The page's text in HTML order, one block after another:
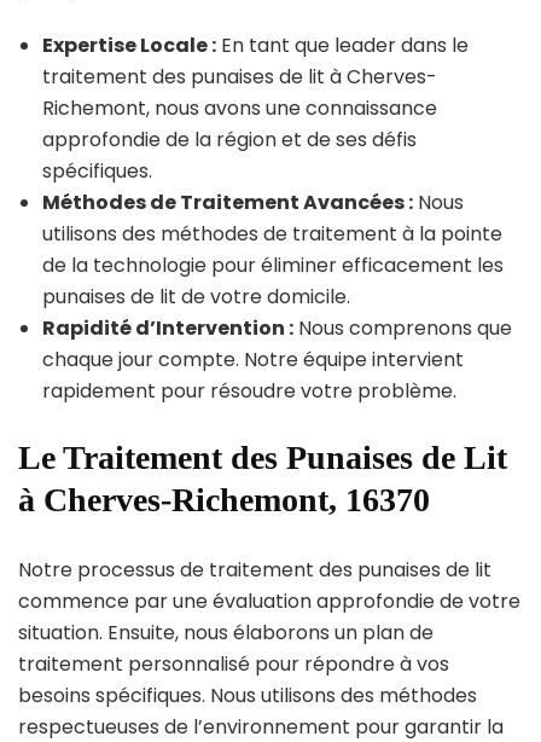
Expertise Locale : En tant que leader dans le
traitement des punaises de lit à Cherves-
Richemont, nous avons une connaissance
approfondie de la région et de ses défis
spécifiques.
Méthodes de Traitement Avancées : Nous
utilisons des méthodes de traitement à la pointe
de la technologie pour éliminer efficacement les
punaises de lit de votre domicile.
Rapidité d’Intervention : Nous comprenons que
chaque jour compte. Notre équipe intervient
rapidement pour résoudre votre problème.
Le Traitement des Punaises de Lit
à Cherves-Richemont, 16370
Notre processus de traitement des punaises de lit
commence par une évaluation approfondie de votre
situation. Ensuite, nous élaborons un plan de
traitement personnalisé pour répondre à vos
besoins spécifiques. Nous utilisons des méthodes
respectueuses de l’environnement pour garantir la